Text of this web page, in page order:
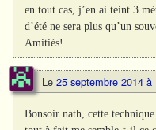
en tout cas, j’en ai teint 3
d’été ne sera plus qu’un
Amitiés!
Le 25 septembre 2014
Bonsoir nath, cette